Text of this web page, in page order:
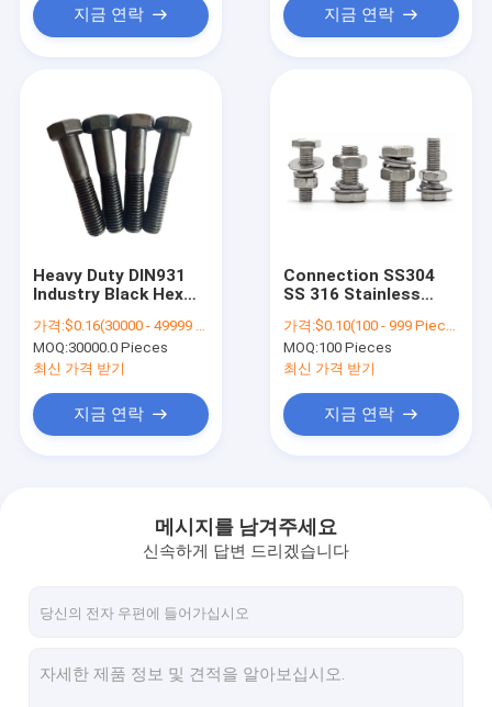
연락처
지금 연락 지금 연락
Heavy Duty DIN931
Industry Black Hex
Stock OEM Support
가격:$0.16(30000 - 49999 Pieces) $0.15(>=50000 Pieces)
MOQ:30000.0 Pieces
최신 가격 받기
지금 연락
Connection SS304
SS 316 Stainless
Nuts Galvanized Eye
Bolt With Small
Anchor Eye Bolts
가격:$0.10(100 - 999 Pieces) $0.05(1000 - 4999 Pieces) $0.01(>=5000 Pieces)
MOQ:100 Pieces
최신 가격 받기
지금 연락
메시지를 남겨주세요
신속하게 답변 드리겠습니다